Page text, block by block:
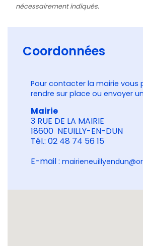
nécessairement indiqués.
Coordonnées
Pour contacter la mairie vous
rendre sur place ou envoyer
Mairie
3 RUE DE LA MAIRIE
18600 NEUILLY-EN-DUN
Tél.: 02 48 74 56 15
E-mail :